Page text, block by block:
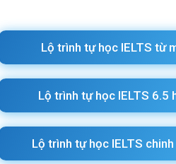
Lộ trình tự học IELTS từ
Lộ trình tự học IELTS 6.5
Lộ trình tự học IELTS